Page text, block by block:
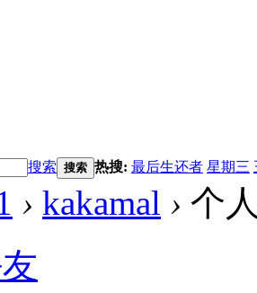
搜索 搜索 热搜: 最后生还者 星期三
› kakamal › 个